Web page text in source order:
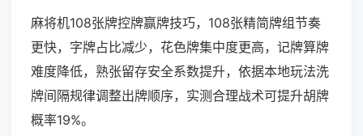
麻将机108张牌控牌赢牌技巧，108张精简牌组节奏
更快，字牌占比减少，花色牌集中度更高，记牌算牌
难度降低，熟张留存安全系数提升，依据本地玩法洗
牌间隔规律调整出牌顺序，实测合理战术可提升胡牌
概率19%。